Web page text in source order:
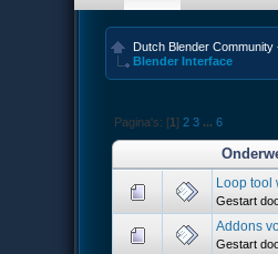
Dutch Blender Community
Blender Interface
Pagina's: [1]2 3 ...6
Loop tool
Gestart
Addons
Gestart